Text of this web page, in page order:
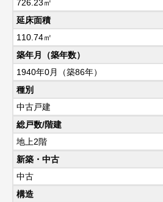
726.23㎡
延床面積
110.74㎡
築年月（築年数）
1940年0月（築86年）
種別
中古戸建
総戸数/階建
地上2階
新築・中古
中古
構造